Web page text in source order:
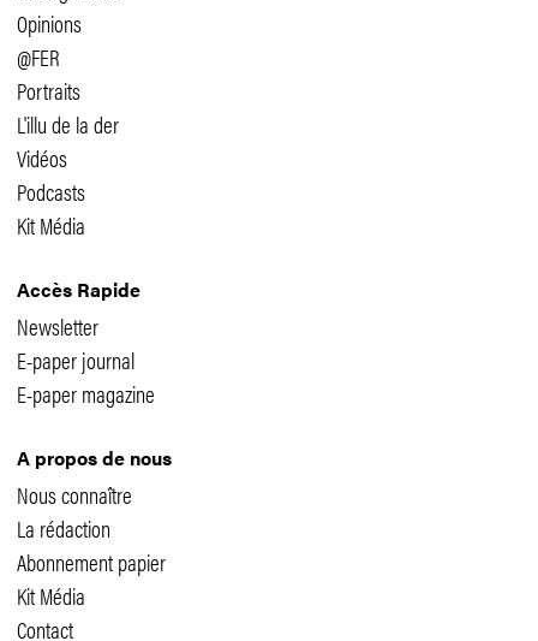
Opinions
@FER
Portraits
L'illu de la der
Vidéos
Podcasts
Kit Média
Accès Rapide
Newsletter
E-paper journal
E-paper magazine
A propos de nous
Nous connaître
La rédaction
Abonnement papier
Kit Média
Contact